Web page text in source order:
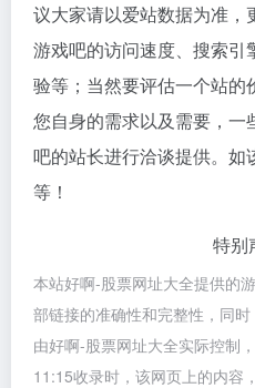
议大家请以爱站数据为准，
游戏吧的访问速度、搜索
验等；当然要评估一个站
您自身的需求以及需要，
吧的站长进行洽谈提供。
等！
特别
本站好啊-股票网址大全提供的
部链接的准确性和完整性，同
由好啊-股票网址大全实际控制
11:15收录时，该网页上的内容